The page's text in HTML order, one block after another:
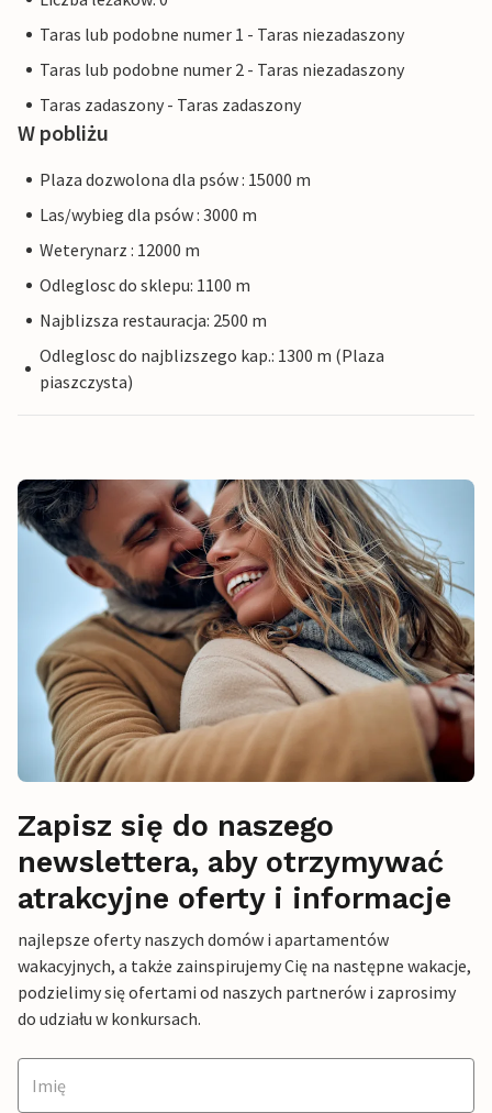
Taras lub podobne numer 1 - Taras niezadaszony
Taras lub podobne numer 2 - Taras niezadaszony
Taras zadaszony - Taras zadaszony
W pobliżu
Plaza dozwolona dla psów : 15000 m
Las/wybieg dla psów : 3000 m
Weterynarz : 12000 m
Odleglosc do sklepu: 1100 m
Najblizsza restauracja: 2500 m
Odleglosc do najblizszego kap.: 1300 m (Plaza
piaszczysta)
Zapisz się do naszego
newslettera, aby otrzymywać
atrakcyjne oferty i informacje
najlepsze oferty naszych domów i apartamentów
wakacyjnych, a także zainspirujemy Cię na następne wakacje,
podzielimy się ofertami od naszych partnerów i zaprosimy
do udziału w konkursach.